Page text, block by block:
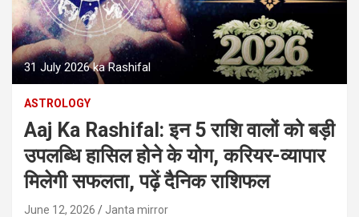
31 July 2026 ka Rashifal
ASTROLOGY
Aaj Ka Rashifal: इन 5 राशि वालों को बड़ी
उपलब्धि हासिल होने के योग, करियर-व्यापार
मिलेगी सफलता, पढ़ें दैनिक राशिफल
June 12, 2026 Janta mirror